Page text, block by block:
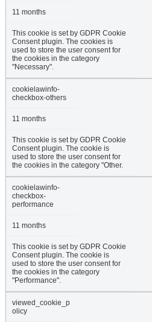
11 months
This cookie is set by GDPR Cookie
Consent plugin. The cookies is
used to store the user consent for
the cookies in the category
"Necessary".
cookielawinfo-
checkbox-others
11 months
This cookie is set by GDPR Cookie
Consent plugin. The cookie is
used to store the user consent for
the cookies in the category "Other.
cookielawinfo-
checkbox-
performance
11 months
This cookie is set by GDPR Cookie
Consent plugin. The cookie is
used to store the user consent for
the cookies in the category
"Performance".
viewed_cookie_p
olicy